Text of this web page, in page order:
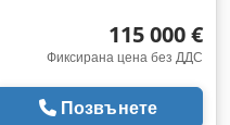
115 000 €
Фиксирана цена без ДДС
Позвънете